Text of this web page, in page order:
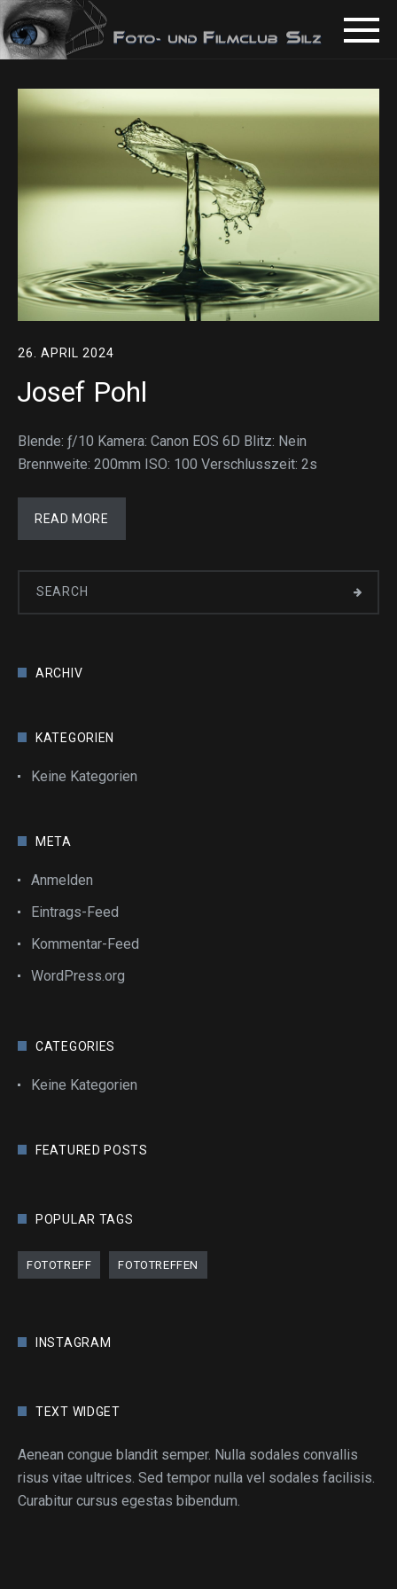
26. APRIL 2024
Josef Pohl
Blende: ƒ/10 Kamera: Canon EOS 6D Blitz: Nein
Brennweite: 200mm ISO: 100 Verschlusszeit: 2s
READ MORE
ARCHIV
KATEGORIEN
Keine Kategorien
META
Anmelden
Eintrags-Feed
Kommentar-Feed
WordPress.org
CATEGORIES
Keine Kategorien
FEATURED POSTS
POPULAR TAGS
FOTOTREFF FOTOTREFFEN
INSTAGRAM
TEXT WIDGET
Aenean congue blandit semper. Nulla sodales convallis
risus vitae ultrices. Sed tempor nulla vel sodales facilisis.
Curabitur cursus egestas bibendum.